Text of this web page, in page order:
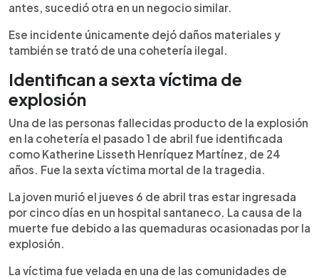
antes, sucedió otra en un negocio similar.
Ese incidente únicamente dejó daños materiales y
también se trató de una cohetería ilegal.
Identifican a sexta víctima de
explosión
Una de las personas fallecidas producto de la explosión
en la cohetería el pasado 1 de abril fue identificada
como Katherine Lisseth Henríquez Martínez, de 24
años. Fue la sexta víctima mortal de la tragedia.
La joven murió el jueves 6 de abril tras estar ingresada
por cinco días en un hospital santaneco. La causa de la
muerte fue debido a las quemaduras ocasionadas por la
explosión.
La víctima fue velada en una de las comunidades de